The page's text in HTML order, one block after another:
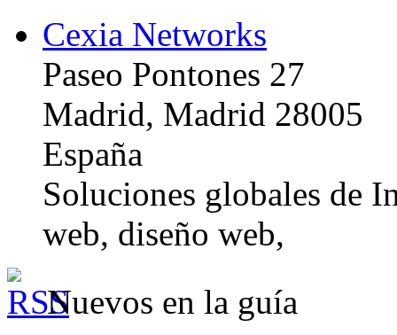
Cexia Networks
Paseo Pontones 27
Madrid, Madrid 28005
España
Soluciones globales de
web, diseño web,
Nuevos en la guía